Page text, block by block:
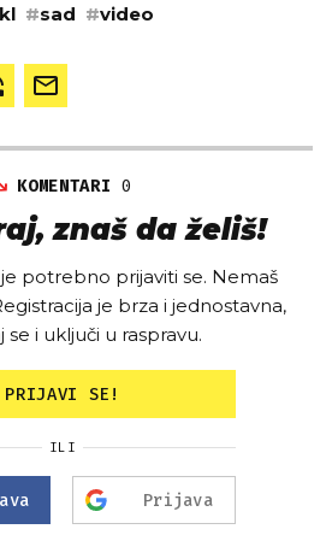
#sad #video
KOMENTARI0
znaš da želiš!
potrebno prijaviti se. Nemaš
je brza i jednostavna,
se i uključi u raspravu.
PRIJAVI SE!
ILI
Prijava